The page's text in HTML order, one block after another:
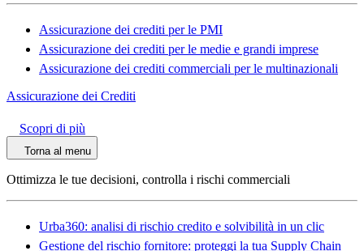
Assicurazione dei crediti per le PMI
Assicurazione dei crediti per le medie e grandi imprese
Assicurazione dei crediti commerciali per le multinazionali
Assicurazione dei Crediti
Scopri di più
Torna al menu
Ottimizza le tue decisioni, controlla i rischi commerciali
Urba360: analisi di rischio credito e solvibilità in un clic
Gestione del rischio fornitore: proteggi la tua Supply Chain